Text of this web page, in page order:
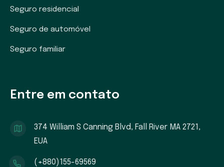
Seguro residencial
Seguro de automóvel
Seguro familiar
Entre em contato
374 William S Canning Blvd, Fall River MA 2721,
EUA
(+880)155-69569